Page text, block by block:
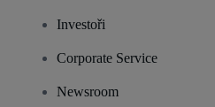
Investoři
Corporate Service
Newsroom